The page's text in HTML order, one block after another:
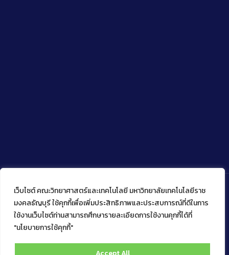
เว็บไซต์ คณะวิทยาศาสตร์และเทคโนโลยี มหาวิทยาลัยเทคโนโลยีราช
มงคลธัญบุรี ใช้คุกกี้เพื่อเพิ่มประสิทธิภาพและประสบการณ์ที่ดีในการ
ใช้งานเว็บไซต์ท่านสามารถศึกษารายละเอียดการใช้งานคุกกี้ได้ที่
"นโยบายการใช้คุกกี้"
Copyright © 2022 คณะวิทยาศาสตร์และเทคโนโลยี มหาวิทยาลัย